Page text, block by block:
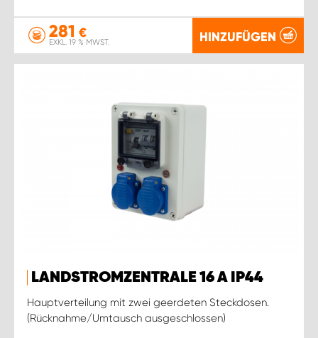
281 €
EXKL. 19 % MWST. HINZUFÜGEN
LANDSTROMZENTRALE 16 A IP44
Hauptverteilung mit zwei geerdeten Steckdosen.
(Rücknahme/Umtausch ausgeschlossen)